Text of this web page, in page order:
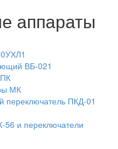
аппараты
ВБ-021
МК
переключатель ПКД-01
и переключатели